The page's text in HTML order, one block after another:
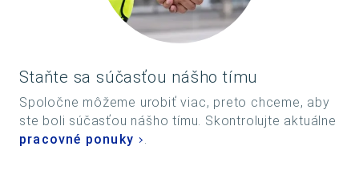
Staňte sa súčasťou nášho tímu
Spoločne môžeme urobiť viac, preto chceme, aby
ste boli súčasťou nášho tímu. Skontrolujte aktuálne
pracovné ponuky
.